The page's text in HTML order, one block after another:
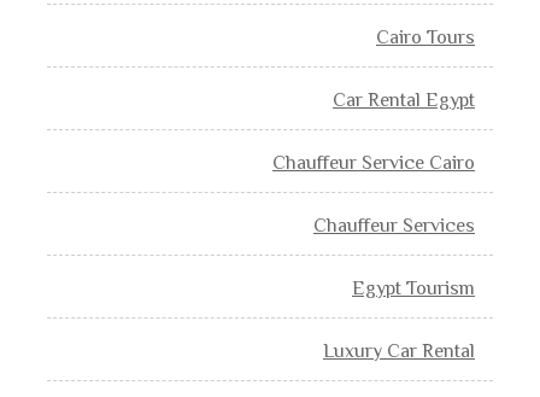
Cairo Tours
Car Rental Egypt
Chauffeur Service Cairo
Chauffeur Services
Egypt Tourism
Luxury Car Rental